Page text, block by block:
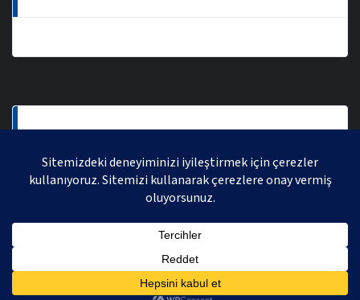
AVRASYA VOLEYBOL LIGI 2021 | AVRASYA SPORTIF FAALIYETLER ORGANIZASYONUDUR,
TÜM HAKLARI SAKLIDIR.